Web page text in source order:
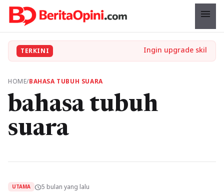
menu
TERKINI
HOME/BAHASA TUBUH SUARA
bahasa tubuh
suara
UTAMA schedule5 bulan yang lalu